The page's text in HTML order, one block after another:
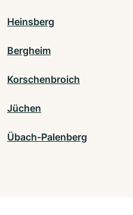
Heinsberg
Bergheim
Korschenbroich
Jüchen
Übach-Palenberg